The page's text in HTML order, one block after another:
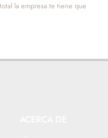
la empresa te tiene que